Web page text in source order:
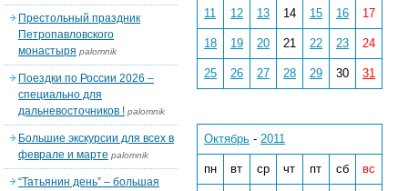
11 12 13 14 15 16 17
18 19 20 21 22 23 24
25 26 27 28 29 30 31
Октябрь - 2011
пн вт ср чт пт сб вс
Престольный праздник
Петропавловского
монастыря palomnik
Поездки по России 2026 –
специально для
дальневосточников ! palomnik
Большие экскурсии для всех в
феврале и марте palomnik
“Татьянин день” – большая